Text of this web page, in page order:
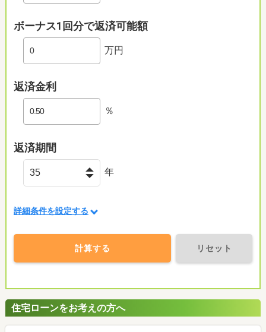
ボーナス1回分で返済可能額
万円
返済金利
％
返済期間
年
詳細条件を設定する
計算する リセット
住宅ローンをお考えの方へ